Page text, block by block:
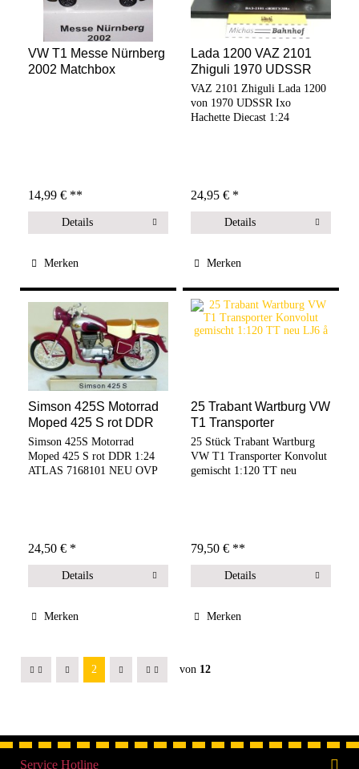
VW T1 Messe Nürnberg
2002 Matchbox
14,99 € **
Details
Merken
Lada 1200 VAZ 2101
Zhiguli 1970 UDSSR
Ixo...
VAZ 2101 Zhiguli Lada 1200
von 1970 UDSSR Ixo
Hachette Diecast 1:24
24,95 € *
Details
Merken
Simson 425S Motorrad
Moped 425 S rot DDR
1:24...
Simson 425S Motorrad
Moped 425 S rot DDR 1:24
ATLAS 7168101 NEU OVP
24,50 € *
Details
Merken
25 Trabant Wartburg VW
T1 Transporter
Konvolut...
25 Stück Trabant Wartburg
VW T1 Transporter Konvolut
gemischt 1:120 TT neu
79,50 € **
Details
Merken
2 von 12
Service Hotline